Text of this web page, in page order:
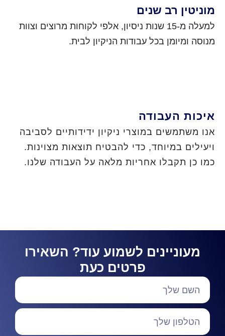
מוניטין רב שנים
למעלה מ-15 שנות ניסיון, אלפי לקוחות מרוצים וצוות
מנוסה ומיומן בכל עבודות הניקיון לבית.
איכות העבודה
אנו משתמשים במוצרי ניקיון ידידותיים לסביבה
ויעילים במיוחד, כדי להבטיח תוצאות מצוינות.
כמו כן תקבלו אחריות מלאה על העבודה שלנו.
מעוניינים לשמוע עוד? השאירו
פרטים כעת